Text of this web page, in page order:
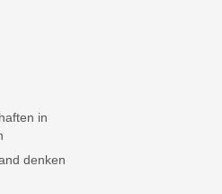
in
denken